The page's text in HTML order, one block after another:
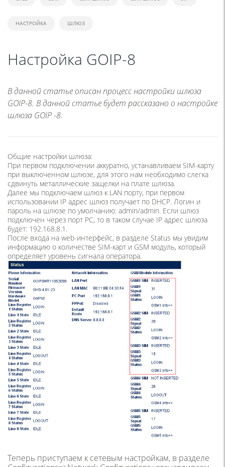
НАСТРОЙКА ШЛЮЗ
Настройка GOIP-8
В данной статье описан процесс настройки шлюза
GOIP-8. В данной статье будет рассказано о настройке
шлюза GOIP -8.
Общие настройки шлюза:
При первом подключении аккуратно, устанавливаем SIM-карту
при выключенном шлюзе, для этого нам необходимо слегка
сдвинуть металлические защелки на плате шлюза.
Далее мы подключаем шлюз к LAN порту, при первом
использовании IP адрес шлюз получает по DHCP. Логин и
пароль на шлюзе по умолчанию: admin/admin. Если шлюз
подключен через порт PC, то в таком случае IP адрес шлюза
будет: 192.168.8.1.
После входа на web-интерфейс, в разделе Status мы увидим
информацию о количестве SIM-карт и GSM модуль, который
определяет уровень сигнала оператора.
Теперь приступаем к сетевым настройкам, в разделе